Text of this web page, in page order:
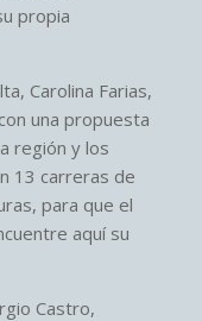
propia
Carolina Farias,
una propuesta
región y los
13 carreras de
para que el
aquí su
Castro,